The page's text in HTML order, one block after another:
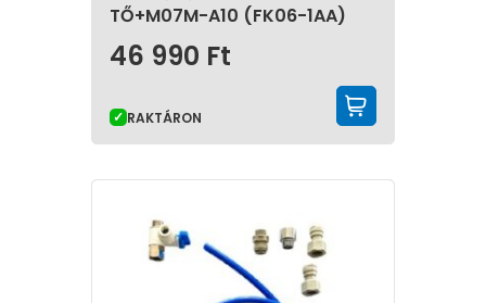
TŐ+M07M-A10 (FK06-1AA)
46 990 Ft
RAKTÁRON